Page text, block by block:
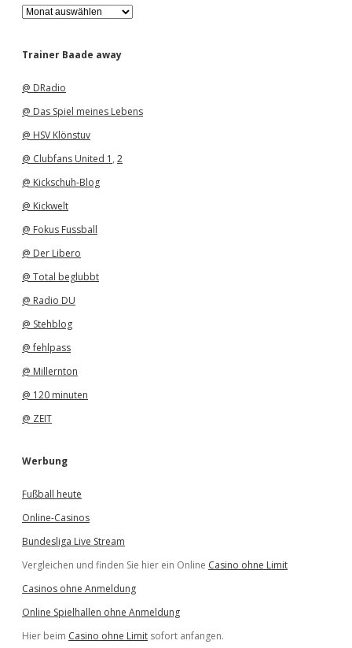
A
r
h
Trainer Baade away
@ DRadio
@ Das Spiel meines Lebens
@ HSV Klönstuv
@ Clubfans United 1 , 2
@ Kickschuh-Blog
@ Kickwelt
@ Fokus Fussball
@ Der Libero
@ Total beglubbt
@ Radio DU
@ Stehblog
@ fehlpass
@ Millernton
@ 120 minuten
@ ZEIT
Werbung
Fußball heute
Online-Casinos
Bundesliga Live Stream
Vergleichen und finden Sie hier ein Online Casino ohne Limit
Casinos ohne Anmeldung
Online Spielhallen ohne Anmeldung
Hier beim Casino ohne Limit sofort anfangen.